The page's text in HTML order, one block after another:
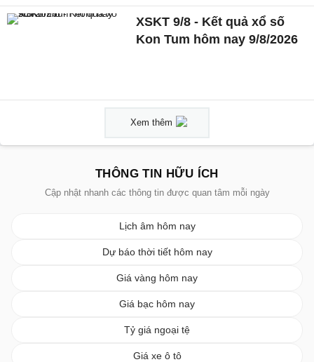
XSKT 9/8 - Kết quả xổ số
Kon Tum hôm nay 9/8/2026
Xem thêm
THÔNG TIN HỮU ÍCH
Cập nhật nhanh các thông tin được quan tâm mỗi ngày
Lịch âm hôm nay
Dự báo thời tiết hôm nay
Giá vàng hôm nay
Giá bạc hôm nay
Tỷ giá ngoại tệ
Giá xe ô tô